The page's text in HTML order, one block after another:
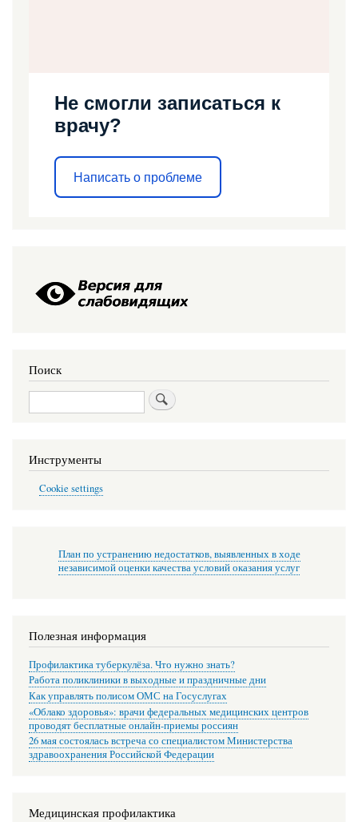
Не смогли записаться к
врачу?
Написать о проблеме
Поиск
Поиск
Инструменты
Cookie settings
План по устранению недостатков, выявленных в ходе
независимой оценки качества условий оказания услуг
Полезная информация
Профилактика туберкулёза. Что нужно знать?
Работа поликлиники в выходные и праздничные дни
Как управлять полисом ОМС на Госуслугах
«Облако здоровья»: врачи федеральных медицинских центров
проводят бесплатные онлайн-приемы россиян
26 мая состоялась встреча со специалистом Министерства
здравоохранения Российской Федерации
Медицинская профилактика